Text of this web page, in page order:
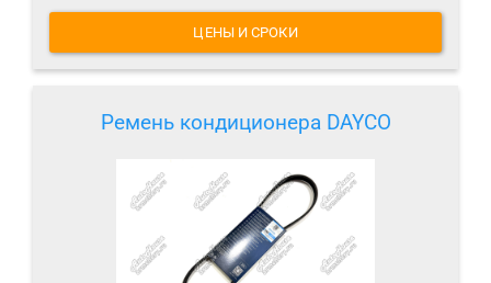
ЦЕНЫ И СРОКИ
Ремень кондиционера DAYCO